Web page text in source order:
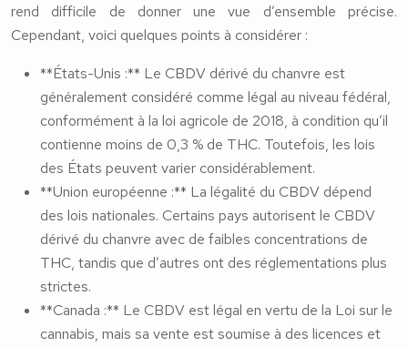
rend difficile de donner une vue d’ensemble précise.
Cependant, voici quelques points à considérer :
**États-Unis :** Le CBDV dérivé du chanvre est
généralement considéré comme légal au niveau fédéral,
conformément à la loi agricole de 2018, à condition qu’il
contienne moins de 0,3 % de THC. Toutefois, les lois
des États peuvent varier considérablement.
**Union européenne :** La légalité du CBDV dépend
des lois nationales. Certains pays autorisent le CBDV
dérivé du chanvre avec de faibles concentrations de
THC, tandis que d’autres ont des réglementations plus
strictes.
**Canada :** Le CBDV est légal en vertu de la Loi sur le
cannabis, mais sa vente est soumise à des licences et